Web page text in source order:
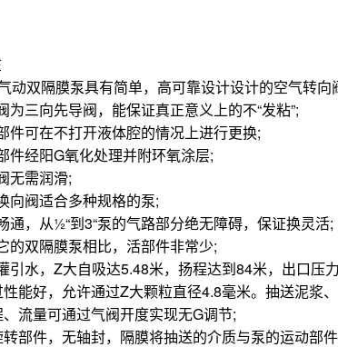
双隔膜泵具有简单，高可靠设计设计的空气转向
三向先导阀，能保证真正意义上的不“发粘”;